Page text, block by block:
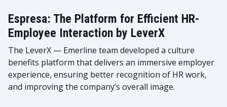
Espresa: The Platform for Efficient HR-
Employee Interaction by LeverX
The LeverX — Emerline team developed a culture
benefits platform that delivers an immersive employer
experience, ensuring better recognition of HR work,
and improving the company’s overall image.